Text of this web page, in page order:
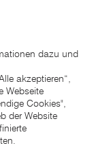
Lieferanten